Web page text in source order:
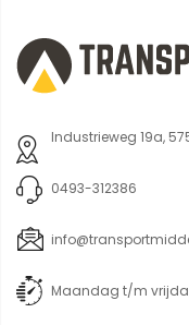
Industrieweg 19a,
0493-312386
Maandag t/m